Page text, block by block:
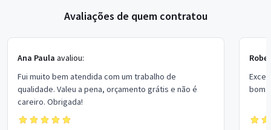
Avaliações de quem contratou
Ana Paula avaliou:
Fui muito bem atendida com um trabalho de
qualidade. Valeu a pena, orçamento grátis e não é
careiro. Obrigada!
bom